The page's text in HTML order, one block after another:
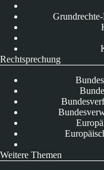
Rechtsprechung
Weitere Themen